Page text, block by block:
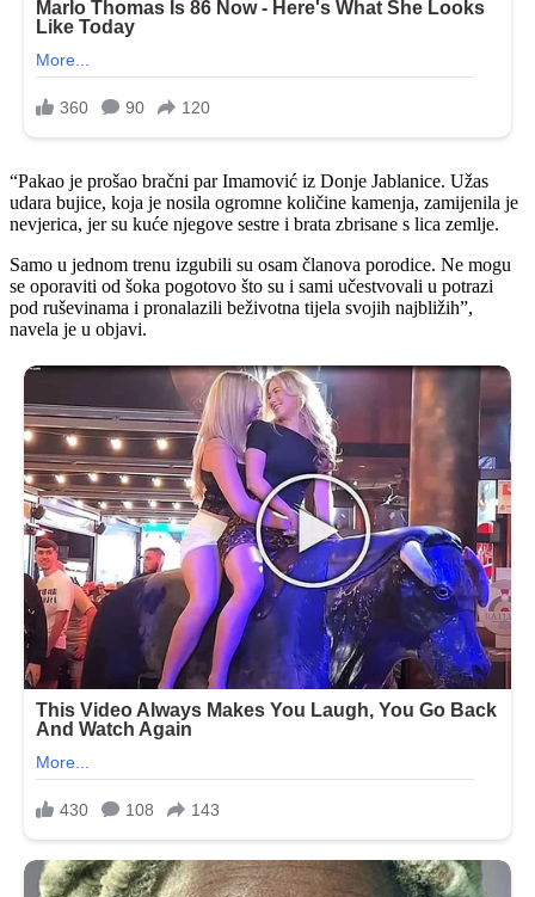
“Pakao je prošao bračni par Imamović iz Donje Jablanice. Užas
udara bujice, koja je nosila ogromne količine kamenja, zamijenila je
nevjerica, jer su kuće njegove sestre i brata zbrisane s lica zemlje.
Samo u jednom trenu izgubili su osam članova porodice. Ne mogu
se oporaviti od šoka pogotovo što su i sami učestvovali u potrazi
pod ruševinama i pronalazili beživotna tijela svojih najbližih”,
navela je u objavi.